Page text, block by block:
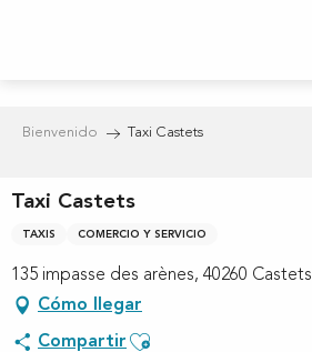
Bienvenido Taxi Castets
Taxi Castets
TAXIS COMERCIO Y SERVICIO
135 impasse des arènes, 40260 Castets
Cómo llegar
Compartir Ajouter aux favoris